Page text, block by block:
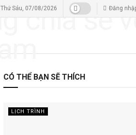
Thứ Sáu, 07/08/2026 Đăng
CÓ THỂ BẠN SẼ THÍCH
LỊCH TRÌNH